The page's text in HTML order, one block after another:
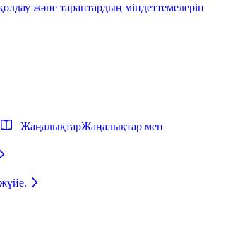
және тараптардың міндеттемелерін
ЖаңалықтарЖаңалықтар мен